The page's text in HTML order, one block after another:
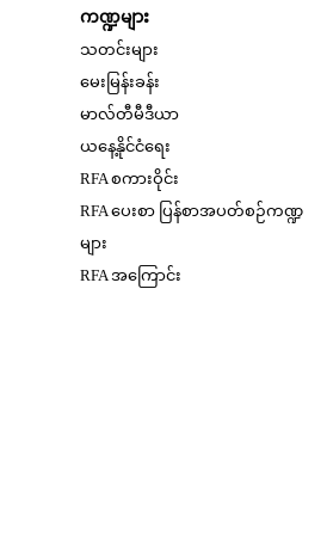
ကဏ္ဍများ
သတင်းများ
မေးမြန်းခန်း
မာလ်တီမီဒီယာ
ယနေ့နိုင်ငံရေး
RFA စကားဝိုင်း
RFA ပေးစာ ပြန်စာအပတ်စဉ်ကဏ္ဍ
များ
RFA အကြောင်း